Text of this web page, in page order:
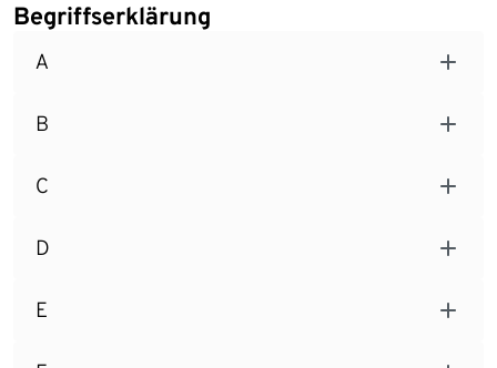
Begriffserklärung
A
B
C
D
E